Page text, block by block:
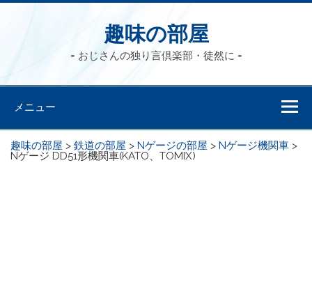
趣味の部屋
= おじさんの独り言倶楽部・徒然に =
メニュー
趣味の部屋 >鉄道の部屋 >Nゲージの部屋 >Nゲージ機関車 >
Nゲージ DD51形機関車(KATO、TOMIX)